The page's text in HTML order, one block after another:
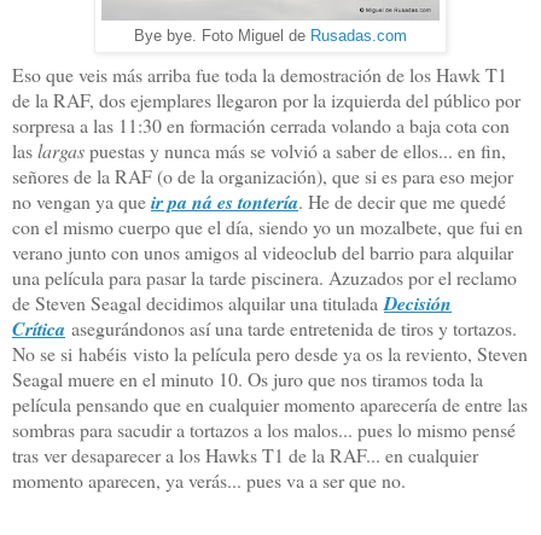
Bye bye. Foto Miguel de Rusadas.com
Eso que veis más arriba fue toda la demostración de los Hawk T1
de la RAF, dos ejemplares llegaron por la izquierda del público por
sorpresa a las 11:30 en formación cerrada volando a baja cota con
laslargaspuestas y nunca más se volvió a saber de ellos... en fin,
señores de la RAF (o de la organización), que si es para eso mejor
no vengan ya queir pa ná es tontería. He de decir que me quedé
con el mismo cuerpo que el día, siendo yo un mozalbete, que fui en
verano junto con unos amigos al videoclub del barrio para alquilar
una película para pasar la tarde piscinera. Azuzados por el reclamo
de Steven Seagal decidimos alquilar una tituladaDecisión
Crítica asegurándonos así una tarde entretenida de tiros y tortazos.
No se si habéis visto la película pero desde ya os la reviento, Steven
Seagal muere en el minuto 10. Os juro que nos tiramos toda la
película pensando que en cualquier momento aparecería de entre las
sombras para sacudir a tortazos a los malos... pues lo mismo pensé
tras ver desaparecer a los Hawks T1 de la RAF... en cualquier
momento aparecen, ya verás... pues va a ser que no.